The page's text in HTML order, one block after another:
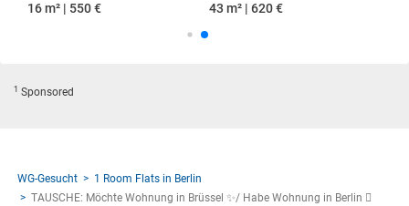
16 m² | 550 €
43 m² | 620 €
1 Sponsored
WG-Gesucht
1 Room Flats in Berlin
TAUSCHE: Möchte Wohnung in Brüssel ✨/ Habe Wohnung in Berlin 🫪